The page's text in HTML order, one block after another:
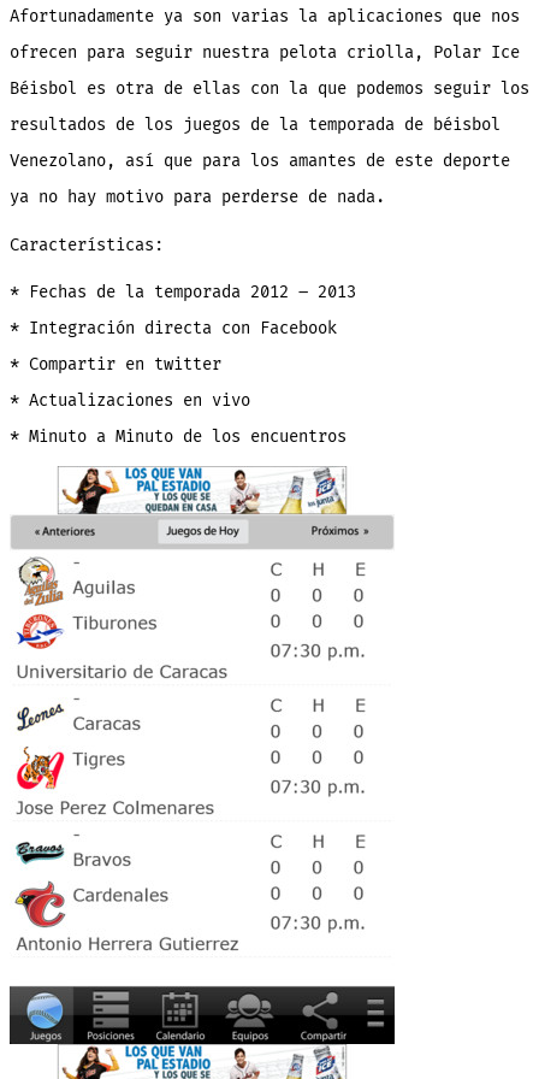
Afortunadamente ya son varias la aplicaciones que nos
ofrecen para seguir nuestra pelota criolla, Polar Ice
Béisbol es otra de ellas con la que podemos seguir los
resultados de los juegos de la temporada de béisbol
Venezolano, así que para los amantes de este deporte
ya no hay motivo para perderse de nada.
Características:
* Fechas de la temporada 2012 – 2013
* Integración directa con Facebook
* Compartir en twitter
* Actualizaciones en vivo
* Minuto a Minuto de los encuentros